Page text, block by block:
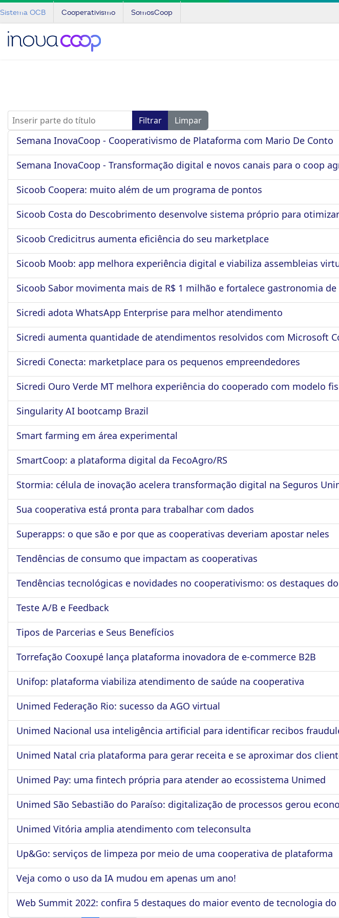
Sistema OCB Cooperativismo SomosCoop
Inserir parte do título Filtrar Limpar
Semana InovaCoop - Cooperativismo de Plataforma com Mario De Conto
Semana InovaCoop - Transformação digital e novos canais para o coop
Sicoob Coopera: muito além de um programa de pontos
Sicoob Costa do Descobrimento desenvolve sistema próprio para
Sicoob Credicitrus aumenta eficiência do seu marketplace
Sicoob Moob: app melhora experiência digital e viabiliza assembleias
Sicoob Sabor movimenta mais de R$ 1 milhão e fortalece gastronomia de
Sicredi adota WhatsApp Enterprise para melhor atendimento
Sicredi aumenta quantidade de atendimentos resolvidos com Microsoft
Sicredi Conecta: marketplace para os pequenos empreendedores
Sicredi Ouro Verde MT melhora experiência do cooperado com modelo
Singularity AI bootcamp Brazil
Smart farming em área experimental
SmartCoop: a plataforma digital da FecoAgro/RS
Stormia: célula de inovação acelera transformação digital na Seguros
Sua cooperativa está pronta para trabalhar com dados
Superapps: o que são e por que as cooperativas deveriam apostar neles
Tendências de consumo que impactam as cooperativas
Tendências tecnológicas e novidades no cooperativismo: os destaques
Teste A/B e Feedback
Tipos de Parcerias e Seus Benefícios
Torrefação Cooxupé lança plataforma inovadora de e-commerce B2B
Unifop: plataforma viabiliza atendimento de saúde na cooperativa
Unimed Federação Rio: sucesso da AGO virtual
Unimed Nacional usa inteligência artificial para identificar recibos
Unimed Natal cria plataforma para gerar receita e se aproximar dos
Unimed Pay: uma fintech própria para atender ao ecossistema Unimed
Unimed São Sebastião do Paraíso: digitalização de processos gerou
Unimed Vitória amplia atendimento com teleconsulta
Up&Go: serviços de limpeza por meio de uma cooperativa de plataforma
Veja como o uso da IA mudou em apenas um ano!
Web Summit 2022: confira 5 destaques do maior evento de tecnologia